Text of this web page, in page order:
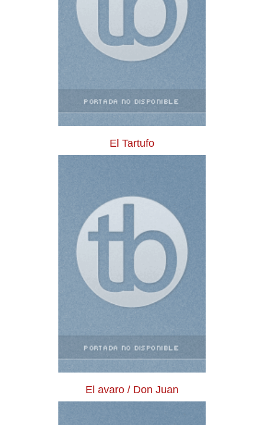
El Tartufo
El avaro / Don Juan